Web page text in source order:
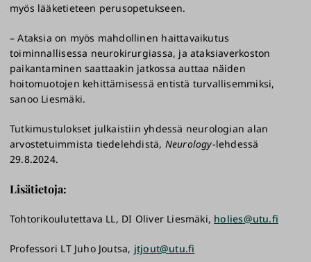
myös lääketieteen perusopetukseen.
– Ataksia on myös mahdollinen haittavaikutus
toiminnallisessa neurokirurgiassa, ja ataksiaverkoston
paikantaminen saattaakin jatkossa auttaa näiden
hoitomuotojen kehittämisessä entistä turvallisemmiksi,
sanoo Liesmäki.
Tutkimustulokset julkaistiin yhdessä neurologian alan
arvostetuimmista tiedelehdistä, Neurology-lehdessä
29.8.2024.
Lisätietoja:
Tohtorikoulutettava LL, DI Oliver Liesmäki, holies@utu.fi
Professori LT Juho Joutsa, jtjout@utu.fi